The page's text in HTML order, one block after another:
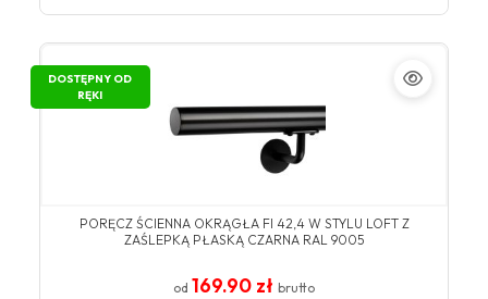
DOSTĘPNY OD
RĘKI
PORĘCZ ŚCIENNA OKRĄGŁA FI 42,4 W STYLU LOFT Z
ZAŚLEPKĄ PŁASKĄ CZARNA RAL 9005
od 169.90 zł brutto